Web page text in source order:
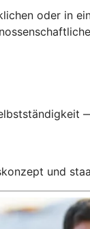
oder in
und